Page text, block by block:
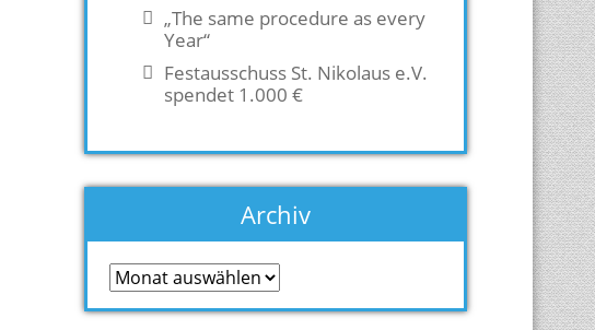
„The same procedure as every
Year“
Festausschuss St. Nikolaus e.V.
spendet 1.000 €
Archiv
Archiv